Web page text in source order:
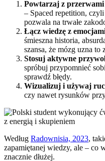
Powtarzaj z
– Spaced repetition,
pozwala na trwałe
Łącz wiedzę z
śmieszna historia,
szansa, że mózg uzna to
Stosuj aktywne
spróbuj przypomnieć
sprawdź błędy.
Wizualizuj i używaj
czy nawet rysunków
Według Radownisia, 2023,
zapamiętanej wiedzy, ale – co
znacznie dłużej.